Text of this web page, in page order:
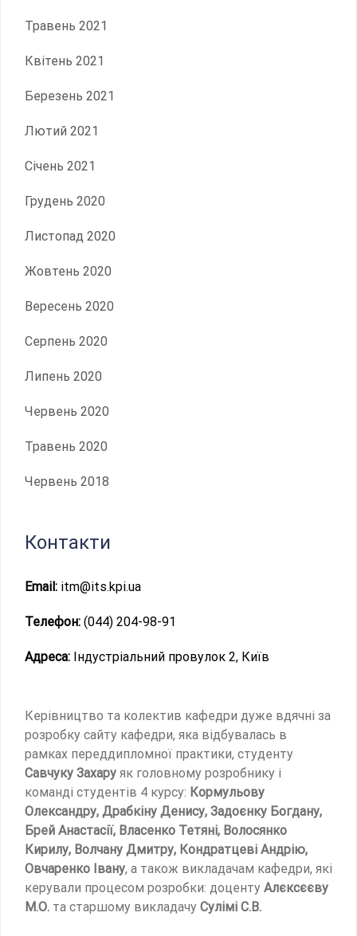
Травень 2021
Квітень 2021
Березень 2021
Лютий 2021
Січень 2021
Грудень 2020
Листопад 2020
Жовтень 2020
Вересень 2020
Серпень 2020
Липень 2020
Червень 2020
Травень 2020
Червень 2018
Контакти
Email: itm@its.kpi.ua
Телефон: (044) 204-98-91
Адреса: Індустріальний провулок 2, Київ
Керівництво та колектив кафедри дуже вдячні за
розробку сайту кафедри, яка відбувалась в
рамках переддипломної практики, студенту
Савчуку Захару як головному розробнику і
команді студентів 4 курсу: Кормульову
Олександру, Драбкіну Денису, Задоєнку Богдану,
Брей Анастасії, Власенко Тетяні, Волосянко
Кирилу, Волчану Дмитру, Кондратцеві Андрію,
Овчаренко Івану, а також викладачам кафедри, які
керували процесом розробки: доценту Алєксєєву
М.О. та старшому викладачу Сулімі С.В.